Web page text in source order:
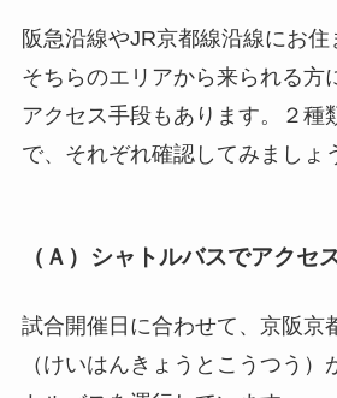
阪急沿線やJR京都線沿線にお
そちらのエリアから来られる方
アクセス手段もあります。２種
で、それぞれ確認してみましょ
（Ａ）シャトルバスでアクセ
試合開催日に合わせて、京阪京
（けいはんきょうとこうつう）